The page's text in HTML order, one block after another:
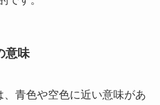
意味
青色や空色に近い意味があ